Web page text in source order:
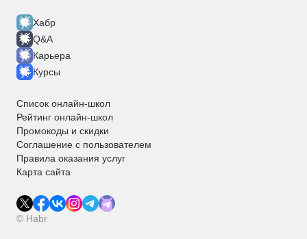
Хабр
Q&A
Карьера
Курсы
Список онлайн-школ
Рейтинг онлайн-школ
Промокоды и скидки
Соглашение с пользователем
Правила оказания услуг
Карта сайта
© Habr